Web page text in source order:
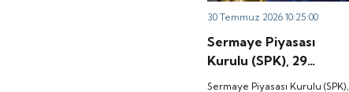
30 Temmuz 2026 10:25:00
Sermaye Piyasası
Kurulu (SPK), 29
Temmuz tarihli
Sermaye Piyasası Kurulu (SPK),